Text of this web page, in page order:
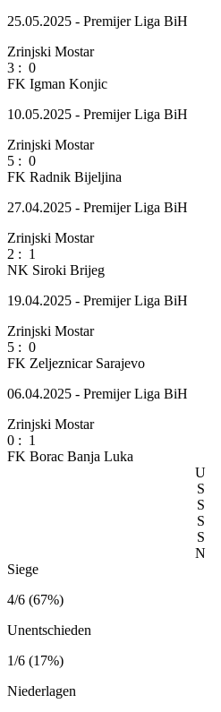
25.05.2025 - Premijer Liga BiH
Zrinjski Mostar
3 : 0
FK Igman Konjic
10.05.2025 - Premijer Liga BiH
Zrinjski Mostar
5 : 0
FK Radnik Bijeljina
27.04.2025 - Premijer Liga BiH
Zrinjski Mostar
2 : 1
NK Siroki Brijeg
19.04.2025 - Premijer Liga BiH
Zrinjski Mostar
5 : 0
FK Zeljeznicar Sarajevo
06.04.2025 - Premijer Liga BiH
Zrinjski Mostar
0 : 1
FK Borac Banja Luka
U
S
S
S
S
N
Siege
4/6 (67%)
Unentschieden
1/6 (17%)
Niederlagen